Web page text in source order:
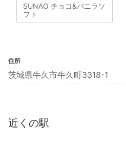
SUNAO チョコ&バニラソ
フト
住所
茨城県牛久市牛久町3318-1
近くの駅